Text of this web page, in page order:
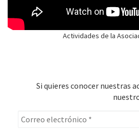
Actividades de la
Si quieres conocer nuestras